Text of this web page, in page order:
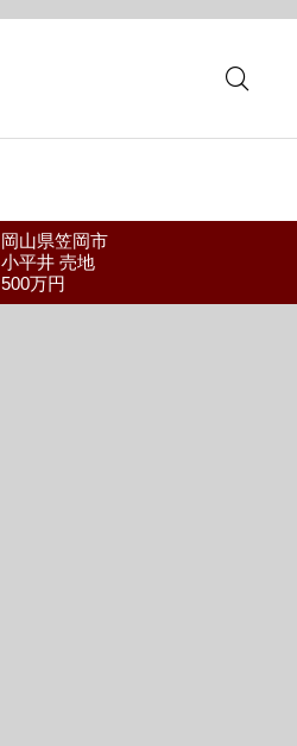
岡山県笠岡市
小平井 売地
500万円